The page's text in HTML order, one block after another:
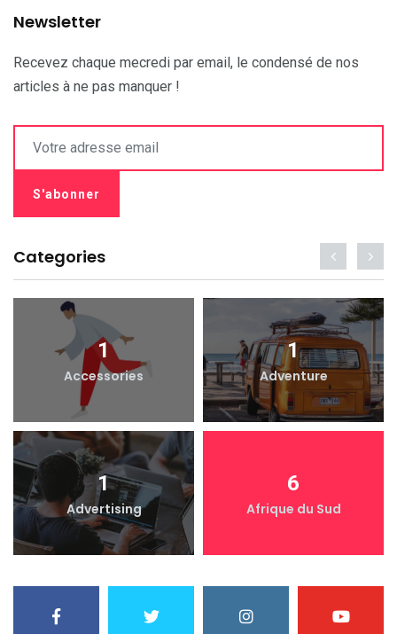
Newsletter
Recevez chaque mecredi par email, le condensé de nos
articles à ne pas manquer !
Categories
1
Accessories
1
Adventure
1
Advertising
6
Afrique du Sud